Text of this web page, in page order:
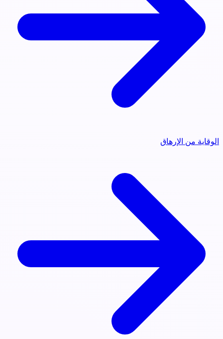
الوقاية من الإرهاق